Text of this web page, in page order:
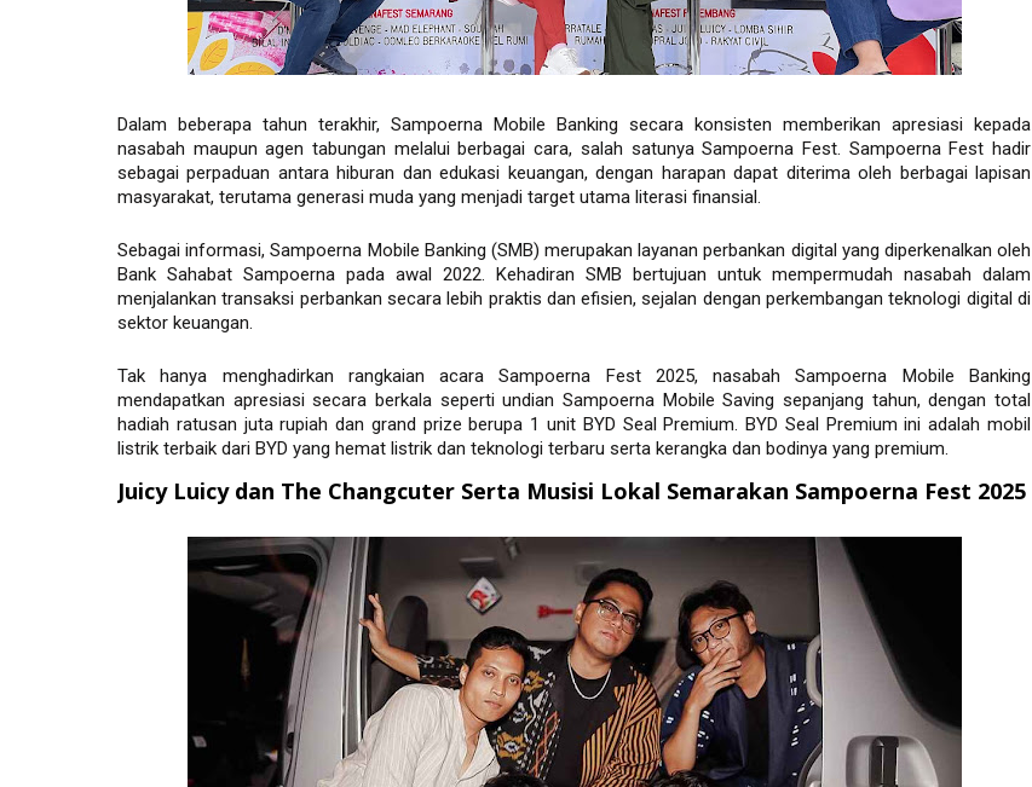
Dalam beberapa tahun terakhir, Sampoerna Mobile Banking secara konsisten memberikan apresiasi kepada
nasabah maupun agen tabungan melalui berbagai cara, salah satunya Sampoerna Fest. Sampoerna Fest hadir
sebagai perpaduan antara hiburan dan edukasi keuangan, dengan harapan dapat diterima oleh berbagai lapisan
masyarakat, terutama generasi muda yang menjadi target utama literasi finansial.
Sebagai informasi, Sampoerna Mobile Banking (SMB) merupakan layanan perbankan digital yang diperkenalkan oleh
Bank Sahabat Sampoerna pada awal 2022. Kehadiran SMB bertujuan untuk mempermudah nasabah dalam
menjalankan transaksi perbankan secara lebih praktis dan efisien, sejalan dengan perkembangan teknologi digital di
sektor keuangan.
Tak hanya menghadirkan rangkaian acara Sampoerna Fest 2025, nasabah Sampoerna Mobile Banking
mendapatkan apresiasi secara berkala seperti undian Sampoerna Mobile Saving sepanjang tahun, dengan total
hadiah ratusan juta rupiah dan grand prize berupa 1 unit BYD Seal Premium. BYD Seal Premium ini adalah mobil
listrik terbaik dari BYD yang hemat listrik dan teknologi terbaru serta kerangka dan bodinya yang premium.
Juicy Luicy dan The Changcuter Serta Musisi Lokal Semarakan Sampoerna Fest 2025